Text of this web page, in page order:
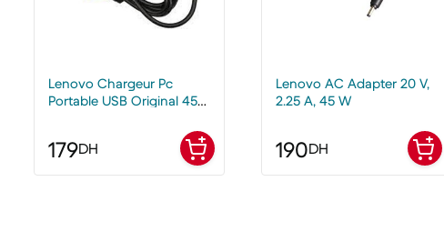
Lenovo Chargeur Pc
Portable USB Original 45W
179DH
Lenovo AC Adapter 20 V,
2.25 A, 45 W
190DH